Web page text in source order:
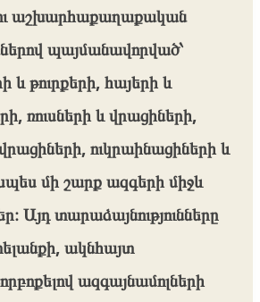
աշխարհաքաղաքական
պայմանավորված՝
և թուրքերի, հայերի և
ռուսների և վրացիների,
ուկրաինացիների և
մի շարք ազգերի միջև
Այդ տարաձայնությունները
ակնհայտ
ազգայնամոլների